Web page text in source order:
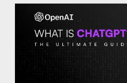
的
术
——
编
写